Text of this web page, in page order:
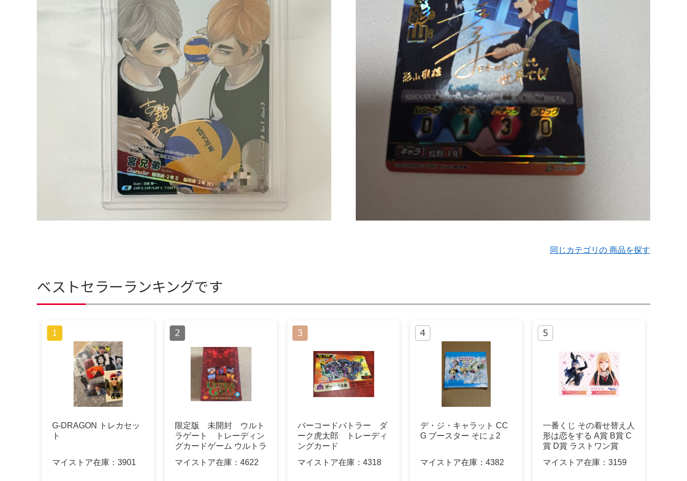
同じカテゴリの 商品を探す
ベストセラーランキングです
G-DRAGON トレカセッ
ト
マイストア在庫： 3901
限定版 未開封 ウルト
ラゲート トレーディン
グカードゲーム ウルトラ
マイストア在庫： 4622
バーコードバトラー ダ
ーク虎太郎 トレーディ
ングカード
マイストア在庫： 4318
デ・ジ・キャラット CC
G ブースター そにょ2
マイストア在庫： 4382
一番くじ その着せ替え人
形は恋をする A賞 B賞 C
賞 D賞 ラストワン賞
マイストア在庫： 3159